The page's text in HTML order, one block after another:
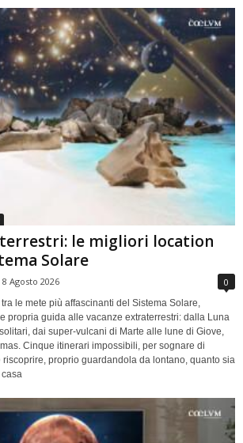
le migliori location
Solare
8 Agosto 2026 0
le mete più affascinanti del Sistema Solare,
propria guida alle vacanze extraterrestri: dalla Luna
dai super-vulcani di Marte alle lune di Giove,
Cinque itinerari impossibili, per sognare di
riscoprire, proprio guardandola da lontano, quanto sia